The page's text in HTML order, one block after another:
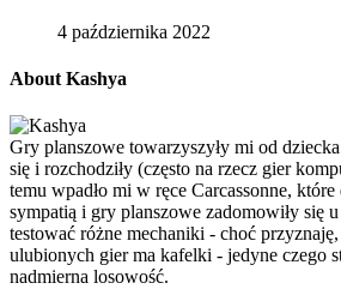
4 października 2022
About Kashya
Gry planszowe towarzyszyły mi od
się i rozchodziły (często na rzecz gier
temu wpadło mi w ręce Carcassonne,
sympatią i gry planszowe zadomowiły się
testować różne mechaniki - choć
ulubionych gier ma kafelki - jedyne czego
nadmierna losowość.